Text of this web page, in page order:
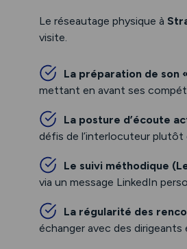
Le réseautage physique à
visite.
La préparation de son
mettant en avant ses
La posture d’écoute
défis de l’interlocuteur plutôt
Le suivi méthodique
via un message LinkedIn
La régularité des
échanger avec des